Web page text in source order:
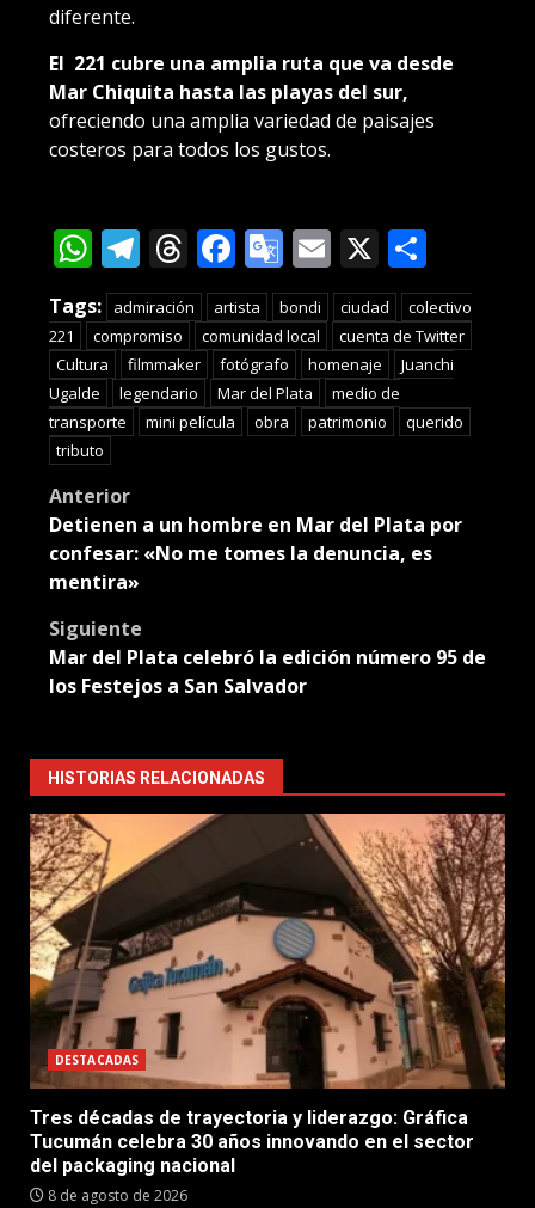
diferente.
El 221 cubre una amplia ruta que va desde
Mar Chiquita hasta las playas del sur,
ofreciendo una amplia variedad de paisajes
costeros para todos los gustos.
WhatsApp
Telegram
Threads
Facebook
Google
Translate
Email
X
Tags: admiración artista bondi ciudad
colectivo
221
compromiso comunidad local
cuenta de Twitter
Cultura
filmmaker fotógrafo homenaje
Juanchi
Ugalde
legendario Mar del Plata
medio de
transporte
mini película obra patrimonio
querido
tributo
Post
navigation
Anterior
Detienen a un hombre en Mar del Plata por
confesar: «No me tomes la denuncia, es
mentira»
Siguiente
Mar del Plata celebró la edición número 95 de
los Festejos a San Salvador
HISTORIAS RELACIONADAS
DESTACADAS
Tres décadas de trayectoria y liderazgo: Gráfica
Tucumán celebra 30 años innovando en el sector
del packaging nacional
8 de agosto de 2026